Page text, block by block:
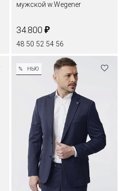
мужской w.Wegener
34.800 ₽
48 50 52 54 56
% НЬЮ